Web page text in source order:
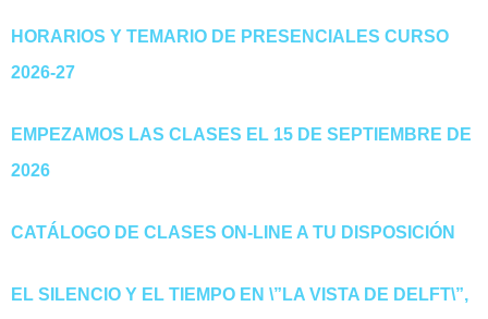
HORARIOS Y TEMARIO DE PRESENCIALES CURSO
2026-27
EMPEZAMOS LAS CLASES EL 15 DE SEPTIEMBRE DE
2026
CATÁLOGO DE CLASES ON-LINE A TU DISPOSICIÓN
EL SILENCIO Y EL TIEMPO EN \”LA VISTA DE DELFT\”,